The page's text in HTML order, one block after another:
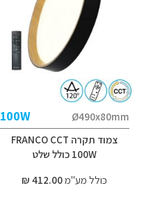
Ø490x80mm
100W
צמוד תקרה FRANCO CCT
100W כולל שלט
כולל מע"מ412.00 ₪